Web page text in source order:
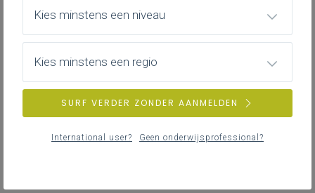
Kies minstens een niveau
Kies minstens een regio
SURF VERDER ZONDER AANMELDEN
International user? Geen onderwijsprofessional?